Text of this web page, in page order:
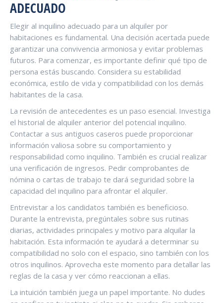
ADECUADO
Elegir al inquilino adecuado para un alquiler por
habitaciones es fundamental. Una decisión acertada puede
garantizar una convivencia armoniosa y evitar problemas
futuros. Para comenzar, es importante definir qué tipo de
persona estás buscando. Considera su estabilidad
económica, estilo de vida y compatibilidad con los demás
habitantes de la casa.
La revisión de antecedentes es un paso esencial. Investiga
el historial de alquiler anterior del potencial inquilino.
Contactar a sus antiguos caseros puede proporcionar
información valiosa sobre su comportamiento y
responsabilidad como inquilino. También es crucial realizar
una verificación de ingresos. Pedir comprobantes de
nómina o cartas de trabajo te dará seguridad sobre la
capacidad del inquilino para afrontar el alquiler.
Entrevistar a los candidatos también es beneficioso.
Durante la entrevista, pregúntales sobre sus rutinas
diarias, actividades principales y motivo para alquilar la
habitación. Esta información te ayudará a determinar su
compatibilidad no solo con el espacio, sino también con los
otros inquilinos. Aprovecha este momento para detallar las
reglas de la casa y ver cómo reaccionan a ellas.
La intuición también juega un papel importante. No dudes